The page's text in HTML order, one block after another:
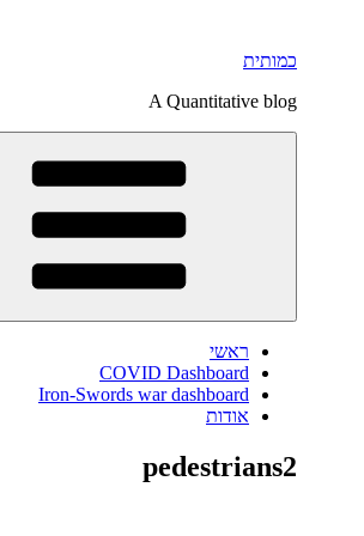
כמותית
A Quantitative blog
ראשי
COVID Dashboard
Iron-Swords war dashboard
אודות
pedestrians2